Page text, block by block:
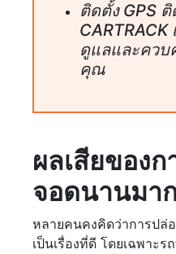
ติดตั้ง GPS
ดูแลและควบ
คุณ
ผลเสียของ
จอดนานมา
หลายคนคงคิดว่าการปล่
เป็นเรื่องที่ดี โดยเฉพาะ